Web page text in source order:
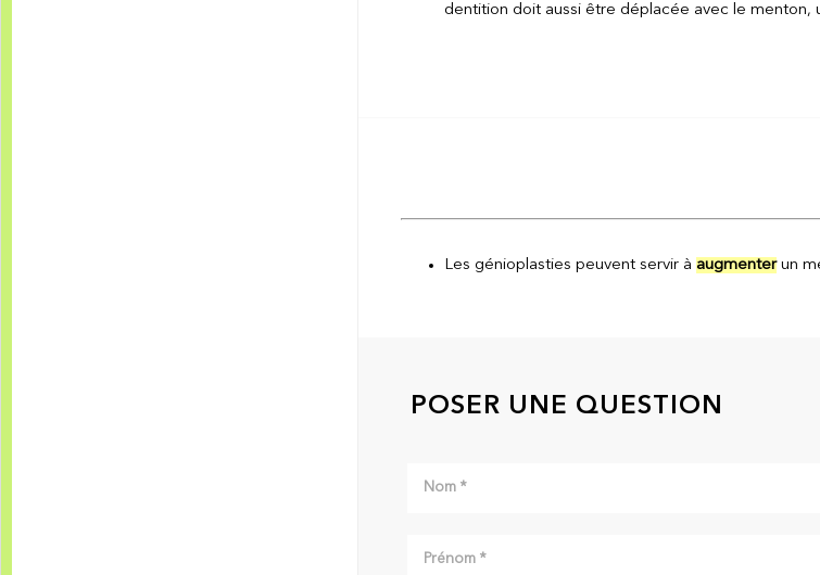
dentition doit aussi être déplacée avec le menton,
Les génioplasties peuvent servir à augmenterun
POSER UNE QUESTION